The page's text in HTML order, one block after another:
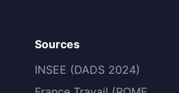
Sources
INSEE (DADS 2024)